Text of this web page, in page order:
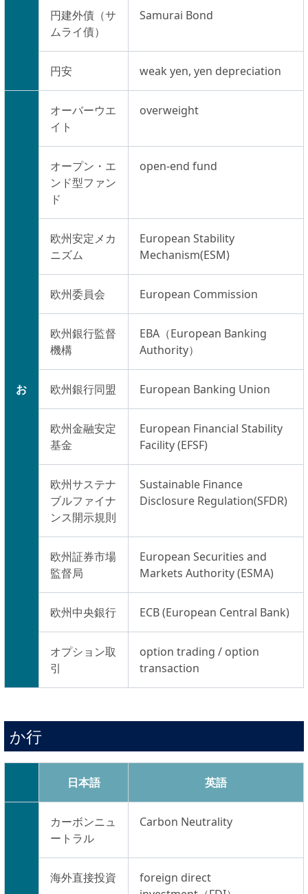
円建外債（サ
ムライ債）
Samurai Bond
円安 weak yen, yen depreciation
お
オーバーウエ
イト
overweight
オープン・エ
ンド型ファン
ド
open-end fund
欧州安定メカ
ニズム
European Stability
Mechanism(ESM)
欧州委員会 European Commission
欧州銀行監督
機構
EBA（European Banking
Authority）
欧州銀行同盟 European Banking Union
欧州金融安定
基金
European Financial Stability
Facility (EFSF)
欧州サステナ
ブルファイナ
ンス開示規則
Sustainable Finance
Disclosure Regulation(SFDR)
欧州証券市場
監督局
European Securities and
Markets Authority (ESMA)
欧州中央銀行 ECB (European Central Bank)
オプション取
引
option trading / option
transaction
か行
日本語 英語
カーボンニュ
ートラル
Carbon Neutrality
海外直接投資
foreign direct